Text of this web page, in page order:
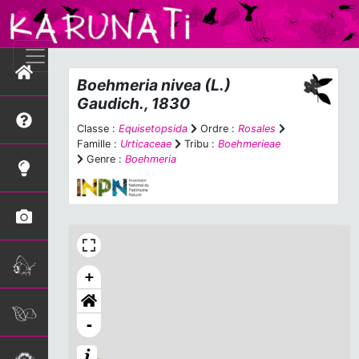
Boehmeria nivea (L.)
Gaudich., 1830
Classe : Equisetopsida Ordre : Rosales
Famille : Urticaceae Tribu : Boehmerieae
Genre : Boehmeria
+
-